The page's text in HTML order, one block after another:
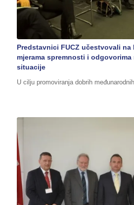
Predstavnici FUCZ učestvovali
mjerama spremnosti i odgovorima
situacije
U cilju promoviranja dobrih